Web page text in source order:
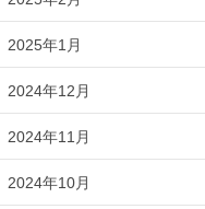
2025年1月
2024年12月
2024年11月
2024年10月